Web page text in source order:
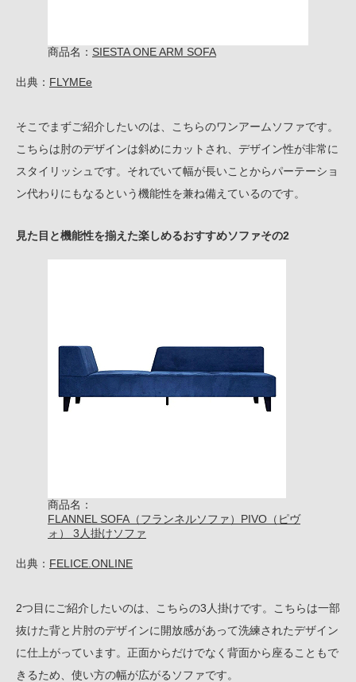
商品名： SIESTA ONE ARM SOFA
出典： FLYMEe
そこでまずご紹介したいのは、こちらのワンアームソファです。
こちらは肘のデザインは斜めにカットされ、デザイン性が非常に
スタイリッシュです。それでいて幅が長いことからパーテーショ
ン代わりにもなるという機能性を兼ね備えているのです。
見た目と機能性を揃えた楽しめるおすすめソファその2
商品名：
FLANNEL SOFA（フランネルソファ）PIVO（ピヴ
ォ） 3人掛けソファ
出典： FELICE.ONLINE
2つ目にご紹介したいのは、こちらの3人掛けです。こちらは一部
抜けた背と片肘のデザインに開放感があって洗練されたデザイン
に仕上がっています。正面からだけでなく背面から座ることもで
きるため、使い方の幅が広がるソファです。